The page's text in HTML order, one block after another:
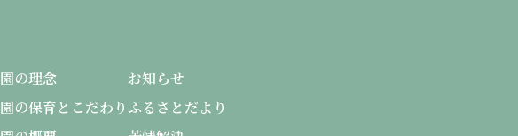
園の理念
園の保育とこだわり
お知らせ
ふるさとだより